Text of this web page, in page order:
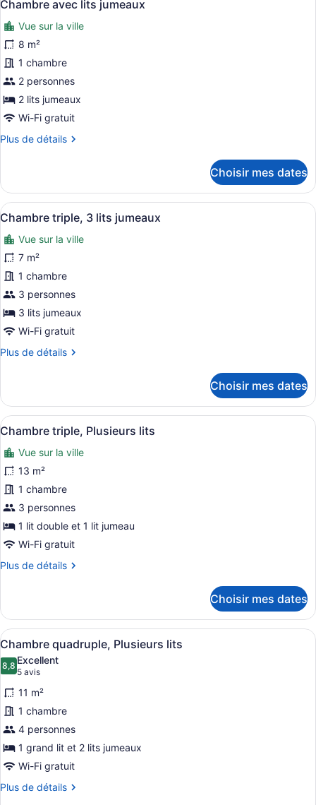
toutes
les
photos
pour
ce
type
de
chambre :
Chambre
jumeaux
Chambre avec lits jumeaux
Vue sur la ville
8 m²
1 chambre
2 personnes
2 lits jumeaux
Wi-Fi gratuit
Plus de détails
Plus
Chambre
avec
lits
Choisir mes dates
Afficher
toutes
les
photos
pour
ce
type
de
chambre :
Chambre
lits
jumeaux
Une chambre d’hôtel avec deux
13
Chambre triple, 3 lits jumeaux
Vue sur la ville
7 m²
1 chambre
3 personnes
3 lits jumeaux
Wi-Fi gratuit
Plus de détails
Plus
Chambre
triple,
3
jumeaux
Choisir mes dates
Afficher
toutes
les
photos
pour
ce
type
de
chambre :
Chambre
lits
Un lit double avec une tête de lit
19
Chambre triple, Plusieurs lits
Vue sur la ville
13 m²
1 chambre
3 personnes
1 lit double et 1 lit jumeau
Wi-Fi gratuit
Plus de détails
Plus
Chambre
triple,
Plusieurs
Choisir mes dates
Afficher
toutes
les
photos
pour
ce
type
de
chambre :
Chambre
Une salle de bain avec une
9
Chambre quadruple, Plusieurs lits
8,88,8 sur 10
Excellent
5 avis
(5 avis)
11 m²
1 chambre
4 personnes
1 grand lit et 2 lits jumeaux
Wi-Fi gratuit
Plus de détails
Plus